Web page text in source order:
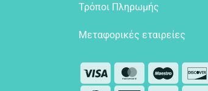
Τρόποι Πληρωμής
Μεταφορικές εταιρείες
Visa MasterCardMaestro